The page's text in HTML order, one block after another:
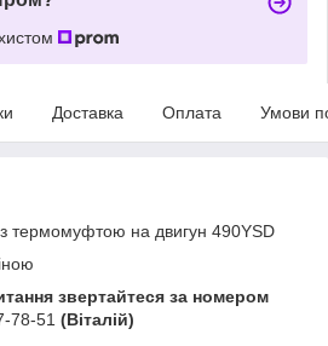
Доставка Оплата Умови
термомуфтою на двигун 490YSD
звертайтеся за номером
78-51 (Віталій)